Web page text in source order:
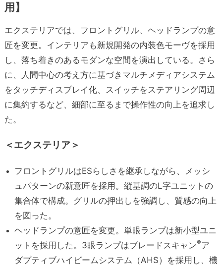
用】
エクステリアでは、フロントグリル、ヘッドランプの意
匠を変更。インテリアも新規開発の内装色モーヴを採用
し、落ち着きのあるモダンな空間を演出している。さら
に、人間中心の考え方に基づきマルチメディアシステム
をタッチディスプレイ化、スイッチをステアリング周辺
に集約するなど、細部に至るまで操作性の向上を追求し
た。
＜エクステリア＞
フロントグリルはESらしさを継承しながら、メッシ
ュパターンの新意匠を採用。縦基調のL字ユニットの
集合体で構成。グリルの押出しを強調し、質感の向上
を図った。
ヘッドランプの意匠を変更。単眼ランプは新小型ユニ
ットを採用した。3眼ランプはブレードスキャン®ア
ダプティブハイビームシステム（AHS）を採用し、機